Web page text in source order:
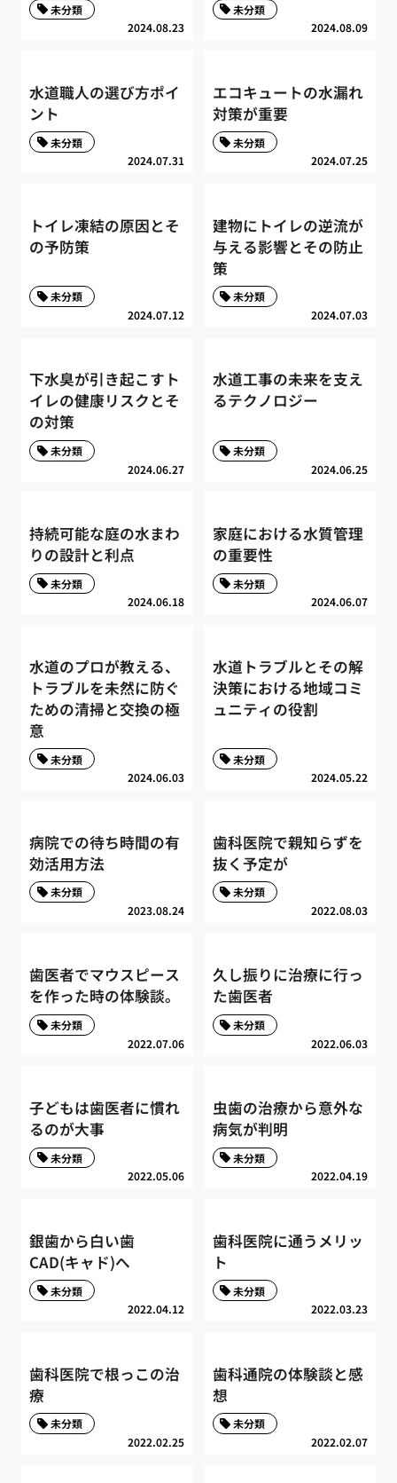
2024.08.23
未分類
2024.08.09
未分類
水道職人の選び方ポイ
ント
2024.07.31
未分類
エコキュートの水漏れ
対策が重要
2024.07.25
未分類
トイレ凍結の原因とそ
の予防策
2024.07.12
未分類
建物にトイレの逆流が
与える影響とその防止
策
2024.07.03
未分類
下水臭が引き起こすト
イレの健康リスクとそ
の対策
2024.06.27
未分類
水道工事の未来を支え
るテクノロジー
2024.06.25
未分類
持続可能な庭の水まわ
りの設計と利点
2024.06.18
未分類
家庭における水質管理
の重要性
2024.06.07
未分類
水道のプロが教える、
トラブルを未然に防ぐ
ための清掃と交換の極
意
2024.06.03
未分類
水道トラブルとその解
決策における地域コミ
ュニティの役割
2024.05.22
未分類
病院での待ち時間の有
効活用方法
2023.08.24
未分類
歯科医院で親知らずを
抜く予定が
2022.08.03
未分類
歯医者でマウスピース
を作った時の体験談。
2022.07.06
未分類
久し振りに治療に行っ
た歯医者
2022.06.03
未分類
子どもは歯医者に慣れ
るのが大事
2022.05.06
未分類
虫歯の治療から意外な
病気が判明
2022.04.19
未分類
銀歯から白い歯
CAD(キャド)へ
2022.04.12
未分類
歯科医院に通うメリッ
ト
2022.03.23
未分類
歯科医院で根っこの治
療
2022.02.25
未分類
歯科通院の体験談と感
想
2022.02.07
未分類